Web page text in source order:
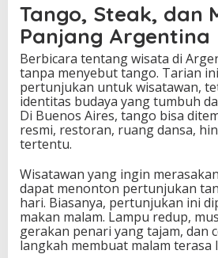
Tango, Steak, dan
Panjang Argentina
Berbicara tentang wisata di
tanpa menyebut tango. Tarian
pertunjukan untuk wisatawan,
identitas budaya yang tumbuh
Di Buenos Aires, tango bisa
resmi, restoran, ruang dansa,
tertentu.
Wisatawan yang ingin
dapat menonton pertunjukan
hari. Biasanya, pertunjukan ini
makan malam. Lampu redup,
gerakan penari yang tajam, dan
langkah membuat malam terasa